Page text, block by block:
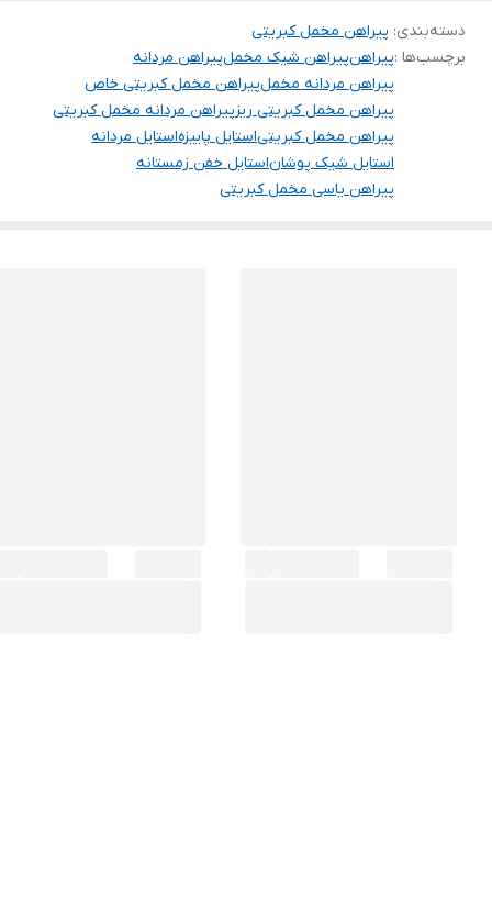
دسته‌بندی: پیراهن مخمل کبریتی
برچسب‌ها :پیراهنپیراهن شیک مخملپیراهن مردانه
پیراهن مردانه مخملپیراهن مخمل کبریتی خاص
پیراهن مخمل کبریتی ریزپیراهن مردانه مخمل کبریتی
پیراهن مخمل کبریتیاستایل پاییزهاستایل مردانه
استایل شیک پوشاناستایل خفن زمستانه
پیراهن یاسی مخمل کبریتی